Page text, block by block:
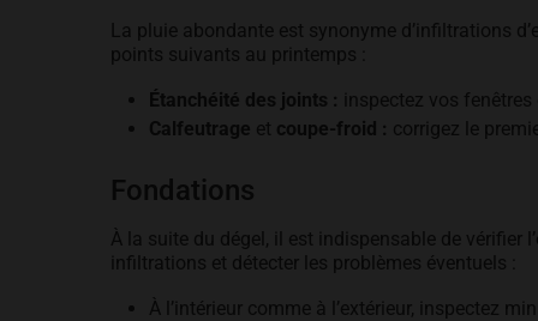
La pluie abondante est synonyme d’infiltrations
points suivants au printemps :
Étanchéité des joints : inspectez vos
Calfeutrage et coupe-froid : corrigez le
Fondations
À la suite du dégel, il est indispensable de
infiltrations et détecter les problèmes éventuels :
À l’intérieur comme à l’extérieur, inspectez